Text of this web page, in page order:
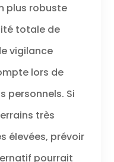
plus robuste
totale de
vigilance
lors de
personnels. Si
très
élevées, prévoir
pourrait